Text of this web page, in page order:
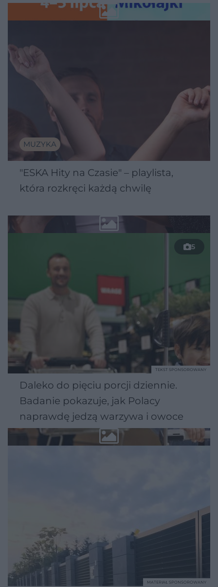
Wawelu
MUZYKA
"ESKA Hity na Czasie" – playlista,
która rozkręci każdą chwilę
5
Daleko do pięciu porcji dziennie.
Badanie pokazuje, jak Polacy
naprawdę jedzą warzywa i owoce
TEKST SPONSOROWANY
MATERIAŁ SPONSOROWANY